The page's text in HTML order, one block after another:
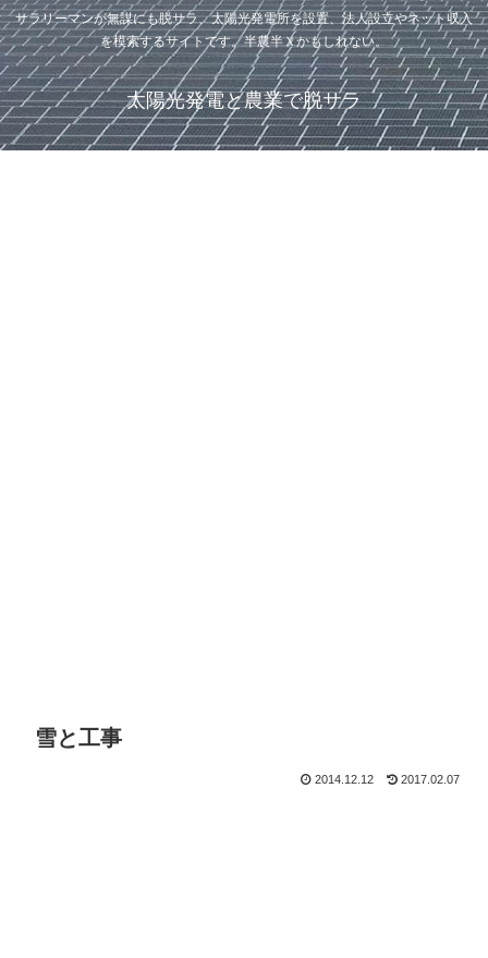
サラリーマンが無謀にも脱サラ、太陽光発電所を設置、法人設立やネット収入
を模索するサイトです。半農半Ｘかもしれない。
太陽光発電と農業で脱サラ
雪と工事
2014.12.12 2017.02.07